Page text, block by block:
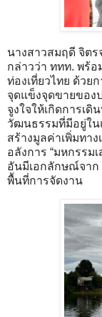
นางสาวสมฤดี จิตร
กล่าวว่า ททท. พร้
ท่องเที่ยวไทย ด้วย
จุดแข็งจุดขายของ
จูงใจให้เกิดการเ
วัฒนธรรมที่มีอยู่ใน
สร้างมูลค่าเพิ่มทา
อลังการ “มหกรรม
อันมีเอกลักษณ์จาก
พื้นที่การจัดงาน